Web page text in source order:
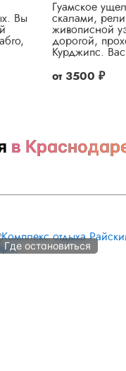
Вы
Гуамское
скалами,
живописной
дорогой,
Курджипс.
от 3500 ₽
в
Где остановиться